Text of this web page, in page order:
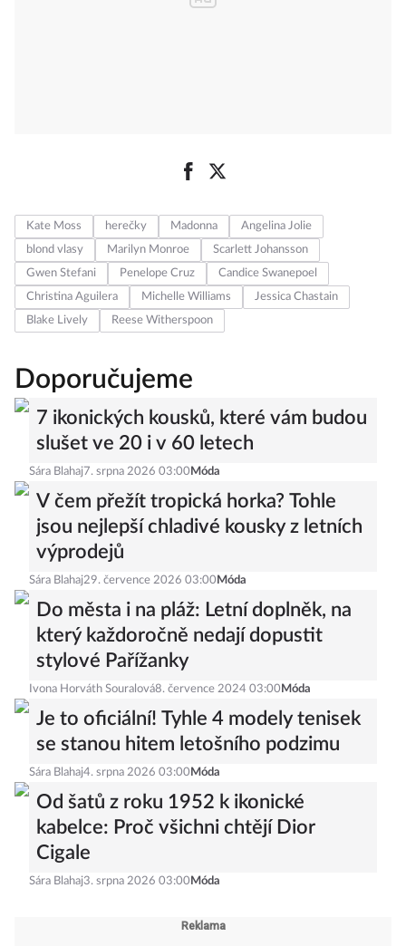
Kate Moss herečky Madonna
Angelina Jolie
blond vlasy
Marilyn Monroe
Scarlett Johansson
Gwen Stefani
Penelope Cruz
Candice Swanepoel
Christina Aguilera
Michelle Williams
Jessica Chastain
Blake Lively
Reese Witherspoon
Doporučujeme
7 ikonických kousků, které vám budou
slušet ve 20 i v 60 letech
Sára Blahaj 7. srpna 2026 03:00 Móda
V čem přežít tropická horka? Tohle
jsou nejlepší chladivé kousky z letních
výprodejů
Sára Blahaj29. července 2026 03:00 Móda
Do města i na pláž: Letní doplněk, na
který každoročně nedají dopustit
stylové Pařížanky
Ivona Horváth Souralová8. července 2024 03:00 Móda
Je to oficiální! Tyhle 4 modely tenisek
se stanou hitem letošního podzimu
Sára Blahaj4. srpna 2026 03:00 Móda
Od šatů z roku 1952 k ikonické
kabelce: Proč všichni chtějí Dior
Cigale
Sára Blahaj3. srpna 2026 03:00 Móda